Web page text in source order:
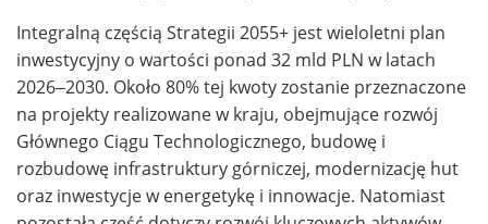
Integralną częścią Strategii 2055+ jest wieloletni plan
inwestycyjny o wartości ponad 32 mld PLN w latach
2026–2030. Około 80% tej kwoty zostanie przeznaczone
na projekty realizowane w kraju, obejmujące rozwój
Głównego Ciągu Technologicznego, budowę i
rozbudowę infrastruktury górniczej, modernizację hut
oraz inwestycje w energetykę i innowacje. Natomiast